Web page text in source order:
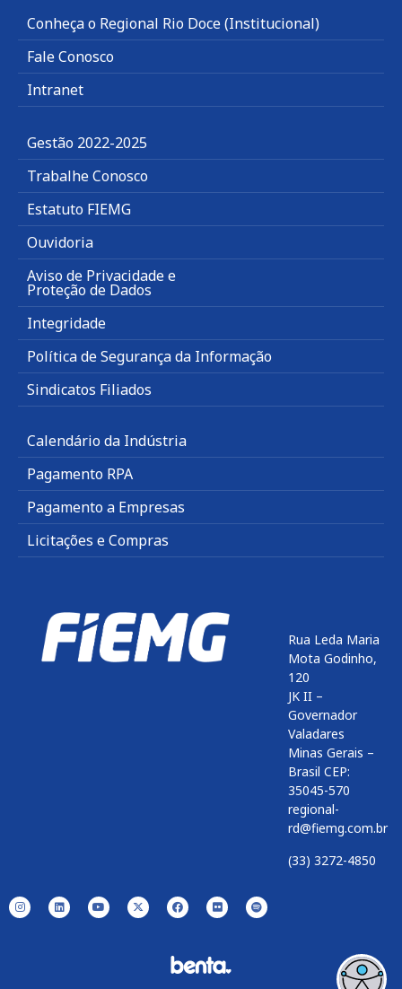
Conheça o Regional Rio Doce (Institucional)
Fale Conosco
Intranet
Gestão 2022-2025
Trabalhe Conosco
Estatuto FIEMG
Ouvidoria
Aviso de Privacidade e
Proteção de Dados
Integridade
Política de Segurança da Informação
Sindicatos Filiados
Calendário da Indústria
Pagamento RPA
Pagamento a Empresas
Licitações e Compras
Rua Leda Maria
Mota Godinho,
120
JK II –
Governador
Valadares
Minas Gerais –
Brasil CEP:
35045-570
regional-
rd@fiemg.com.br
(33) 3272-4850